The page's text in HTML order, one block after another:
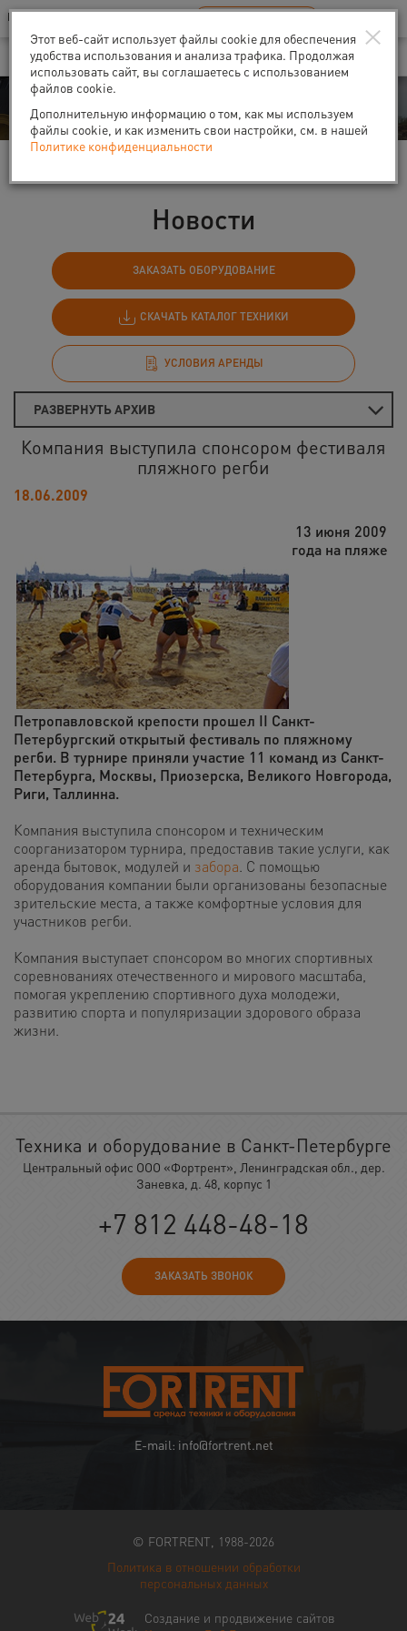
Ваш город:Санкт-Петербург
В Вашем регионе нет наших офисов RU EN
События
Новости
ЗАКАЗАТЬ ОБОРУДОВАНИЕ
СКАЧАТЬ КАТАЛОГ ТЕХНИКИ
УСЛОВИЯ АРЕНДЫ
РАЗВЕРНУТЬ АРХИВ
Компания выступила спонсором фестиваля
пляжного регби
18.06.2009
13 июня 2009
года на пляже
Петропавловской крепости прошел II Санкт-
Петербургский открытый фестиваль по пляжному
регби. В турнире приняли участие 11 команд из Санкт-
Петербурга, Москвы, Приозерска, Великого Новгорода,
Риги, Таллинна.
Компания выступила спонсором и техническим
соорганизатором турнира, предоставив такие услуги, как
аренда бытовок, модулей и забора С помощью
оборудования компании были организованы безопасные
зрительские места, а также комфортные условия для
участников регби.
Компания выступает спонсором во многих спортивных
соревнованиях отечественного и мирового масштаба,
помогая укреплению спортивного духа молодежи,
развитию спорта и популяризации здорового образа
жизни.
Техника и оборудование в Санкт-Петербурге
Центральный офис ООО «Фортрент», Ленинградская обл., дер.
Заневка, д. 48, корпус 1
+7 812 448-48-18
ЗАКАЗАТЬ ЗВОНОК
E-mail: info@fortrent.net
© FORTRENT, 1988-2026
Политика в отношении обработки
персональных данных
Создание и продвижение сайтов
×
Этот веб-сайт использует файлы cookie для обеспечения
удобства использования и анализа трафика. Продолжая
использовать сайт, вы соглашаетесь с использованием
файлов cookie.
Дополнительную информацию о том, как мы используем
файлы cookie, и как изменить свои настройки, см. в нашей
Политике конфиденциальности